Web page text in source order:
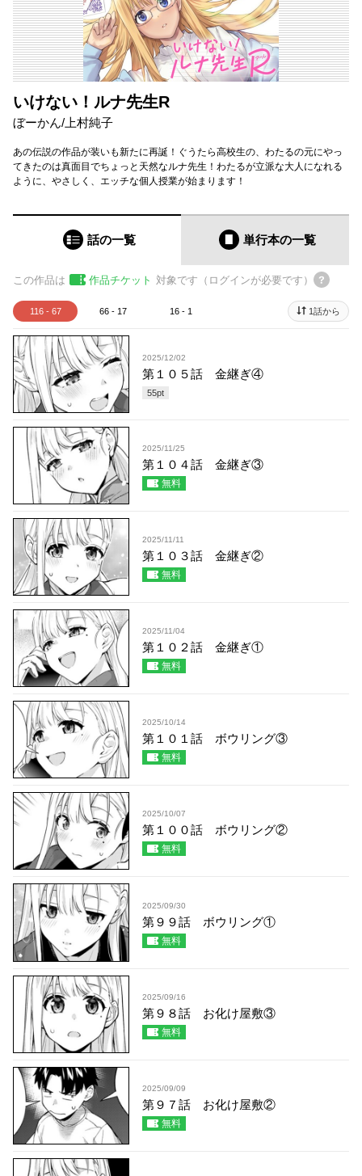
いけない！ルナ先生R
ぼーかん/ 上村純子
あの伝説の作品が装いも新たに再誕！ぐうたら高校生の、わたるの元にやっ
てきたのは真面目でちょっと天然なルナ先生！わたるが立派な大人になれる
ように、やさしく、エッチな個人授業が始まります！
話の一覧 単行本の一覧
この作品は 作品チケット 対象です（ログインが必要です）
116 - 67 66 - 17 16 - 1 1話から
2025/12/02
第１０５話 金継ぎ④
55pt
2025/11/25
第１０４話 金継ぎ③
無料
2025/11/11
第１０３話 金継ぎ②
無料
2025/11/04
第１０２話 金継ぎ①
無料
2025/10/14
第１０１話 ボウリング③
無料
2025/10/07
第１００話 ボウリング②
無料
2025/09/30
第９９話 ボウリング①
無料
2025/09/16
第９８話 お化け屋敷③
無料
2025/09/09
第９７話 お化け屋敷②
無料